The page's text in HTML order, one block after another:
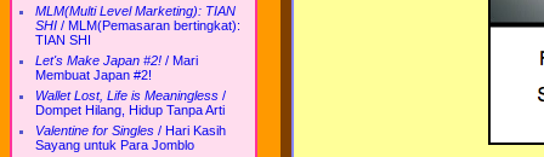
MLM(Multi Level Marketing): TIAN
SHI / MLM(Pemasaran bertingkat):
TIAN SHI
Let's Make Japan #2! / Mari
Membuat Japan #2!
Wallet Lost, Life is Meaningless /
Dompet Hilang, Hidup Tanpa Arti
Valentine for Singles / Hari Kasih
Sayang untuk Para Jomblo